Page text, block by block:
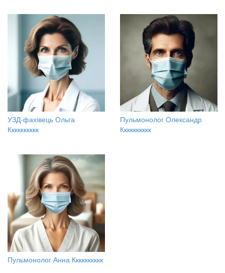
УЗД-фахівець Ольга
Кккккккккк
Пульмонолог Олександр
Кккккккккк
Пульмонолог Анна Кккккккккк